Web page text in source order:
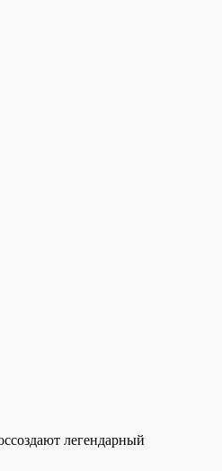
легендарный